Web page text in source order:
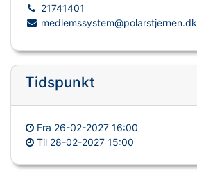
21741401
medlemssystem@polarstjernen.dk
Tidspunkt
Fra 26-02-2027 16:00
Til 28-02-2027 15:00